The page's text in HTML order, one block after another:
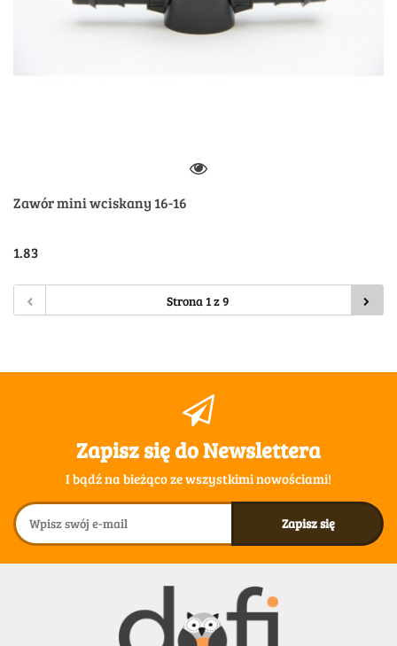
Zawór mini wciskany 16-16
1.83
Zapisz się do Newslettera
I bądź na bieżąco ze wszystkimi nowościami!